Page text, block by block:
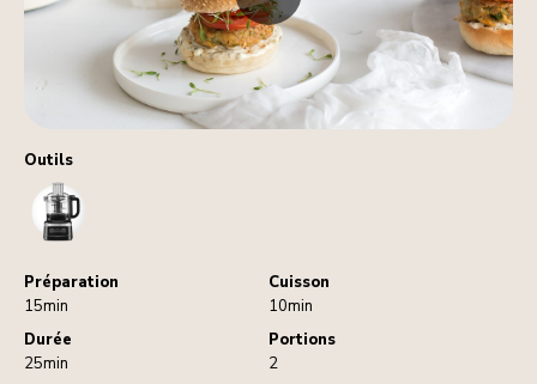
Outils
FoodProcessor
Préparation
15min
Cuisson
10min
Durée
25min
Portions
2